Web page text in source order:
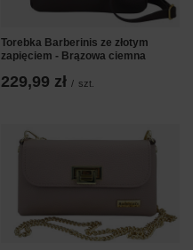
Torebka Barberinis ze złotym
zapięciem - Brązowa ciemna
229,99 zł / szt.